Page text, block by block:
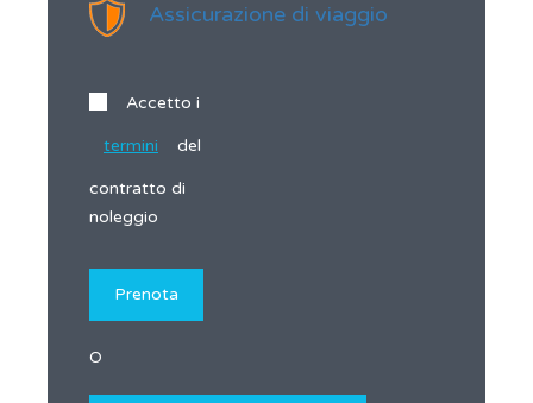
Assicurazione di viaggio
Accetto i
termini del
contratto di
noleggio
O